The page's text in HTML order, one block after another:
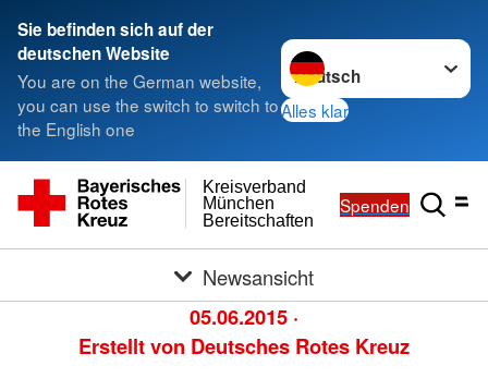
Sie befinden sich auf der
deutschen Website
You are on the German website,
you can use the switch to switch to
the English one
Sprache wechseln zu
Alles klar
Bereitschaften
München
Kreisverband
Spenden
Newsansicht
05.06.2015 ·
Erstellt von Deutsches Rotes Kreuz